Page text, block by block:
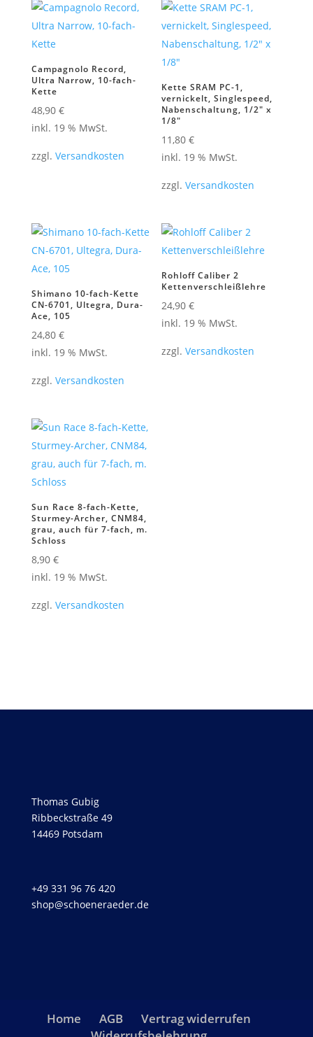
Campagnolo Record,
Ultra Narrow, 10-fach-
Kette
48,90 €
inkl. 19 % MwSt.
zzgl. Versandkosten
Kette SRAM PC-1,
vernickelt, Singlespeed,
Nabenschaltung, 1/2″ x
1/8″
11,80€
inkl. 19 % MwSt.
zzgl.Versandkosten
Shimano 10-fach-Kette
CN-6701, Ultegra, Dura-
Ace, 105
24,80 €
inkl. 19 % MwSt.
zzgl. Versandkosten
Rohloff Caliber 2
Kettenverschleißlehre
24,90€
inkl. 19 % MwSt.
zzgl.Versandkosten
Sun Race 8-fach-Kette,
Sturmey-Archer, CNM84,
grau, auch für 7-fach, m.
Schloss
8,90 €
inkl. 19 % MwSt.
zzgl. Versandkosten
Thomas Gubig
Ribbeckstraße 49
14469 Potsdam
+49 331 96 76 420
shop@schoeneraeder.de
Home AGB
Vertrag widerrufen